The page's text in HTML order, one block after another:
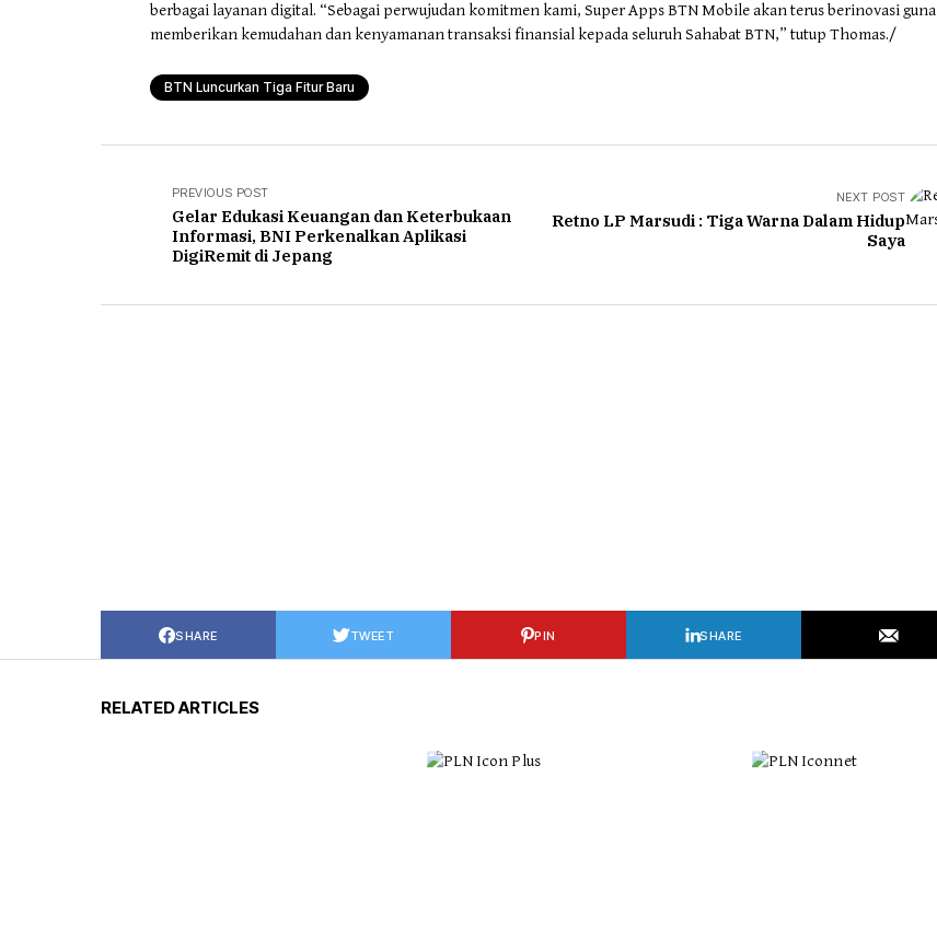
berbagai layanan digital. “Sebagai perwujudan komitmen kami, Super Apps BTN Mobile akan terus berinovasi guna
memberikan kemudahan dan kenyamanan transaksi finansial kepada seluruh Sahabat BTN,” tutup Thomas./
BTN Luncurkan Tiga Fitur Baru
PREVIOUS POST
Gelar Edukasi Keuangan dan Keterbukaan
Informasi, BNI Perkenalkan Aplikasi
DigiRemit di Jepang
NEXT POST
Retno LP Marsudi : Tiga Warna Dalam Hidup
Saya
SHARE TWEET PIN SHARE
RELATED ARTICLES